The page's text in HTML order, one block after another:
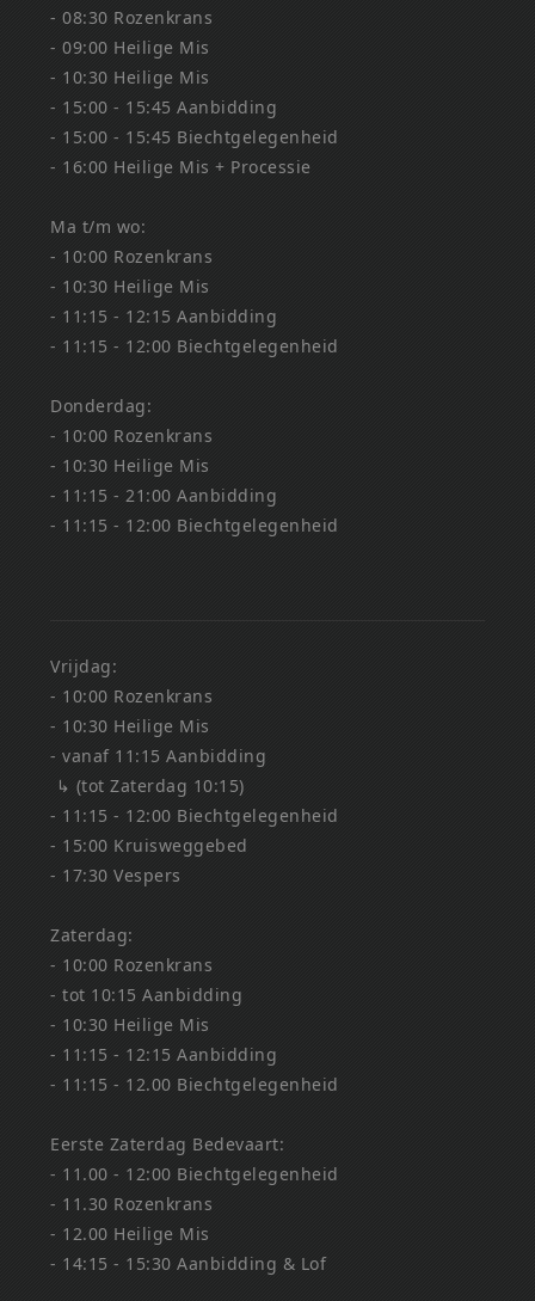
- 08:30 Rozenkrans
- 09:00 Heilige Mis
- 10:30 Heilige Mis
- 15:00 - 15:45 Aanbidding
- 15:00 - 15:45 Biechtgelegenheid
- 16:00 Heilige Mis + Processie
Ma t/m wo:
- 10:00 Rozenkrans
- 10:30 Heilige Mis
- 11:15 - 12:15 Aanbidding
- 11:15 - 12:00 Biechtgelegenheid
Donderdag:
- 10:00 Rozenkrans
- 10:30 Heilige Mis
- 11:15 - 21:00 Aanbidding
- 11:15 - 12:00 Biechtgelegenheid
Vrijdag:
- 10:00 Rozenkrans
- 10:30 Heilige Mis
- vanaf 11:15 Aanbidding
↳ (tot Zaterdag 10:15)
- 11:15 - 12:00 Biechtgelegenheid
- 15:00 Kruisweggebed
- 17:30 Vespers
Zaterdag:
- 10:00 Rozenkrans
- tot 10:15 Aanbidding
- 10:30 Heilige Mis
- 11:15 - 12:15 Aanbidding
- 11:15 - 12.00 Biechtgelegenheid
Eerste Zaterdag Bedevaart:
- 11.00 - 12:00 Biechtgelegenheid
- 11.30 Rozenkrans
- 12.00 Heilige Mis
- 14:15 - 15:30 Aanbidding & Lof